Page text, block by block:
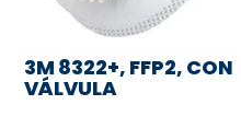
3M 8322+, FFP2, CON
VÁLVULA